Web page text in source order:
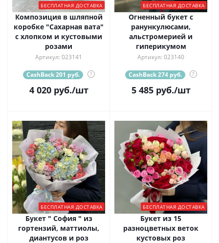
БЕСПЛАТНАЯ ДОСТАВКА
Композиция в шляпной
коробке "Сахарная вата"
с хлопком и кустовыми
розами
Артикул: 023141
CashBack 201 руб. ?
4 020руб./шт
БЕСПЛАТНАЯ ДОСТАВКА
Огненный букет с
ранункулюсами,
альстромерией и
гиперикумом
Артикул: 023140
CashBack 274 руб. ?
5 485руб./шт
БЕСПЛАТНАЯ ДОСТАВКА
Букет " София " из
гортензий, маттиолы,
диантусов и роз
БЕСПЛАТНАЯ ДОСТАВКА
Букет из 15
разноцветных веток
кустовых роз